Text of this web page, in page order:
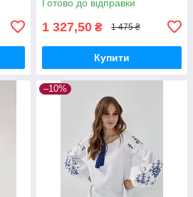
Готово до відправки
1 327,50 ₴ 1 475 ₴
Купити
–10%